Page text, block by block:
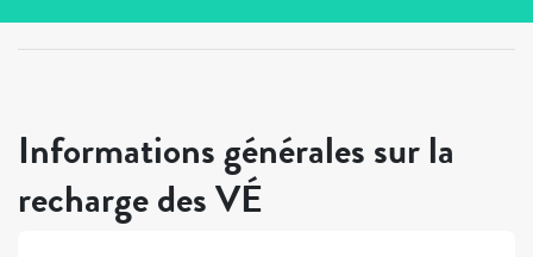
Informations générales sur la
recharge des VÉ